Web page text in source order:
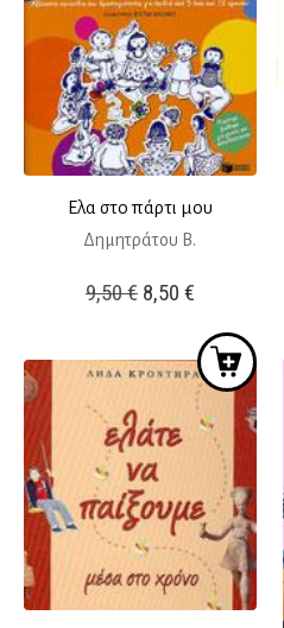
24,48 €.
Ελα στο πάρτι μου
Δημητράτου Β.
9,50€ Original
was:
9,50 €.
8,50 €Η
τιμή
είναι:
8,50 €.